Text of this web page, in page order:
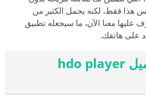
هذا فقط، لكنه يحمل الكثير من
عليها معنا الآن، ما سيجعله تطبيق
على هاتفك.
نبذة عن تحميل hdo player